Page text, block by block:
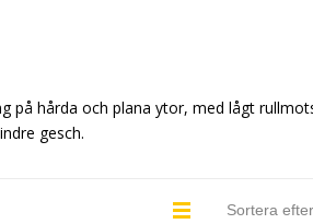
på hårda och plana ytor, med lågt
gesch.
Sortera